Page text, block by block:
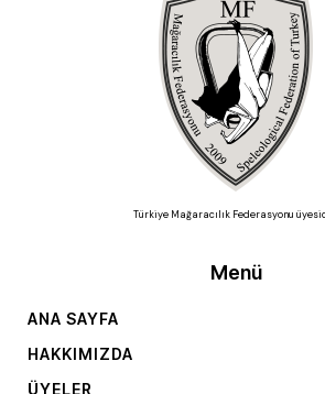
Türkiye Mağaracılık Federasyonu
Menü
ANA SAYFA
HAKKIMIZDA
ÜYELER